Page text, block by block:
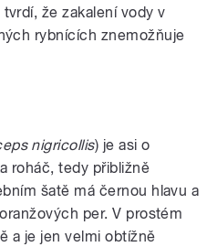
že zakalení vody v
rybnících znemožňuje
nigricollis) je asi o
roháč, tedy přibližně
šatě má černou hlavu a
per. V prostém
a je jen velmi obtížně